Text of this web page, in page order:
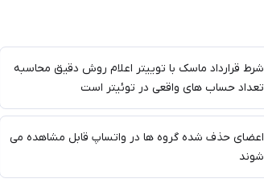
شرط قرارداد ماسک با توییتر اعلام روش دقیق محاسبه
تعداد حساب های واقعی در توئیتر است
اعضای حذف شده گروه ها در واتساپ قابل مشاهده می
شوند